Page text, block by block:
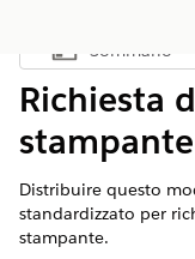
Mostra
Sommario
Richiesta
stampante
Distribuire questo
standardizzato per
stampante.